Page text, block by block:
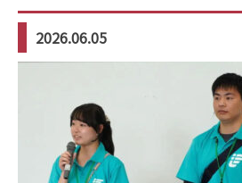
2026.06.05